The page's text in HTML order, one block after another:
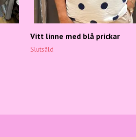
Vitt linne med blå prickar
Slutsåld